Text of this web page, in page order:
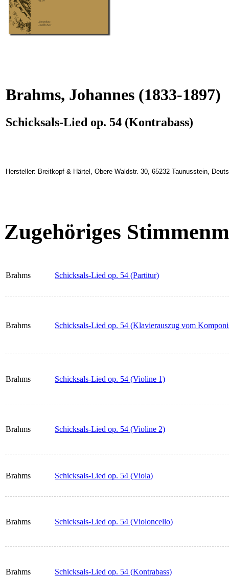
Brahms, Johannes (1833-1897)
Schicksals-Lied op. 54 (Kontrabass)
Hersteller: Breitkopf & Härtel, Obere Waldstr. 30, 65232 Taunusstein,
Zugehöriges
Brahms Schicksals-Lied op. 54 (Partitur)
Brahms Schicksals-Lied op. 54 (Klavierauszug vom
Brahms Schicksals-Lied op. 54 (Violine 1)
Brahms Schicksals-Lied op. 54 (Violine 2)
Brahms Schicksals-Lied op. 54 (Viola)
Brahms Schicksals-Lied op. 54 (Violoncello)
Brahms Schicksals-Lied op. 54 (Kontrabass)